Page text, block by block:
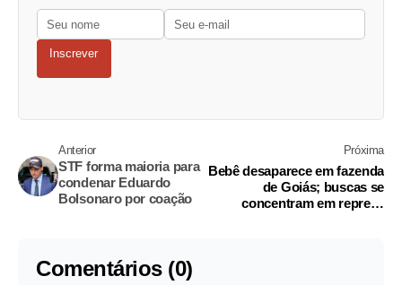
Inscrever
Anterior
STF forma maioria para
condenar Eduardo
Bolsonaro por coação
Próxima
Bebê desaparece em fazenda
de Goiás; buscas se
concentram em represa
Comentários (0)